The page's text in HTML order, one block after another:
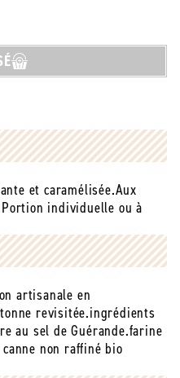
et caramélisée.Aux
individuelle ou à
artisanale en
revisitée.ingrédients
au sel de Guérande.farine
non raffiné bio